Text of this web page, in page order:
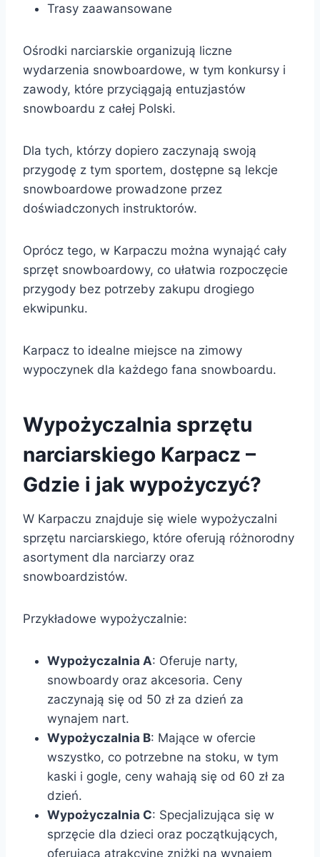
Trasy zaawansowane
Ośrodki narciarskie organizują liczne
wydarzenia snowboardowe, w tym konkursy i
zawody, które przyciągają entuzjastów
snowboardu z całej Polski.
Dla tych, którzy dopiero zaczynają swoją
przygodę z tym sportem, dostępne są lekcje
snowboardowe prowadzone przez
doświadczonych instruktorów.
Oprócz tego, w Karpaczu można wynająć cały
sprzęt snowboardowy, co ułatwia rozpoczęcie
przygody bez potrzeby zakupu drogiego
ekwipunku.
Karpacz to idealne miejsce na zimowy
wypoczynek dla każdego fana snowboardu.
Wypożyczalnia sprzętu
narciarskiego Karpacz –
Gdzie i jak wypożyczyć?
W Karpaczu znajduje się wiele wypożyczalni
sprzętu narciarskiego, które oferują różnorodny
asortyment dla narciarzy oraz
snowboardzistów.
Przykładowe wypożyczalnie:
Wypożyczalnia A: Oferuje narty,
snowboardy oraz akcesoria. Ceny
zaczynają się od 50 zł za dzień za
wynajem nart.
Wypożyczalnia B: Mające w ofercie
wszystko, co potrzebne na stoku, w tym
kaski i gogle, ceny wahają się od 60 zł za
dzień.
Wypożyczalnia C: Specjalizująca się w
sprzęcie dla dzieci oraz początkujących,
oferująca atrakcyjne zniżki na wynajem